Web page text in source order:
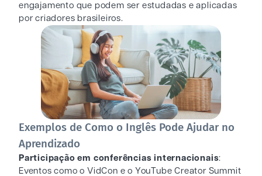
engajamento que podem ser estudadas e aplicadas
por criadores brasileiros.
Exemplos de Como o Inglês Pode Ajudar no
Aprendizado
Participação em conferências internacionais:
Eventos como o VidCon e o YouTube Creator Summit